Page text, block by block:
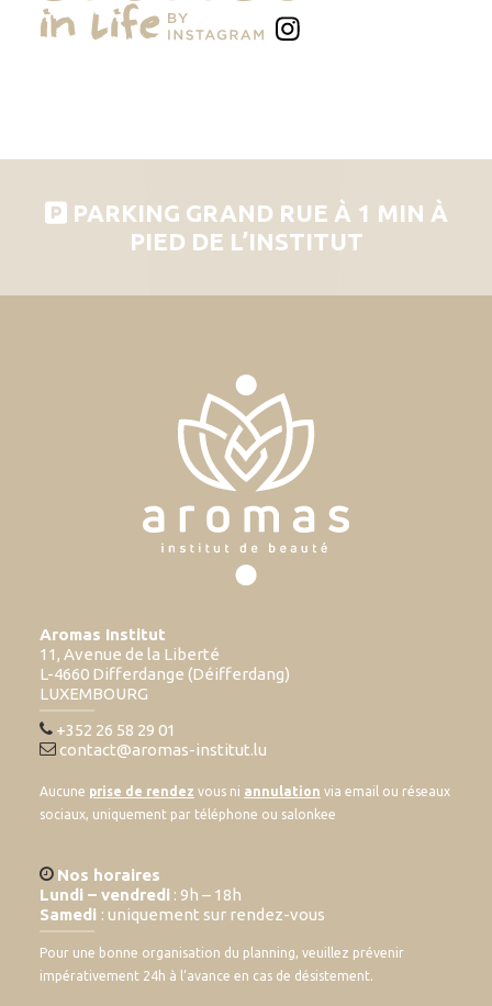
PARKING GRAND RUE À 1 MIN À
PIED DE L’INSTITUT
Aromas Institut
11, Avenue de la Liberté
L-4660 Differdange (Déifferdang)
LUXEMBOURG
+352 26 58 29 01
contact@aromas-institut.lu
Aucune prise de rendez vous ni annulation via email ou réseaux
sociaux, uniquement par téléphone ou salonkee
Nos horaires
Lundi – vendredi : 9h – 18h
Samedi : uniquement sur rendez-vous
Pour une bonne organisation du planning, veuillez prévenir
impérativement 24h à l’avance en cas de désistement.